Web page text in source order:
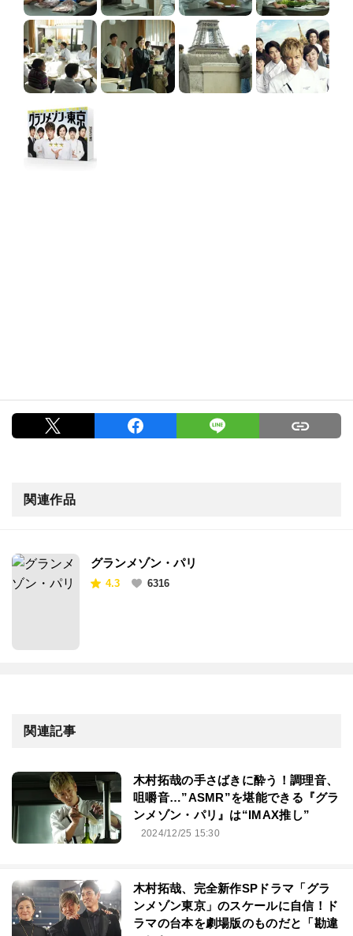
関連作品
グランメゾン・パリ
4.3 6316
関連記事
木村拓哉の手さばきに酔う！調理音、
咀嚼音…”ASMR”を堪能できる『グラ
ンメゾン・パリ』は“IMAX推し”
2024/12/25 15:30
木村拓哉、完全新作SPドラマ「グラ
ンメゾン東京」のスケールに自信！ド
ラマの台本を劇場版のものだと「勘違